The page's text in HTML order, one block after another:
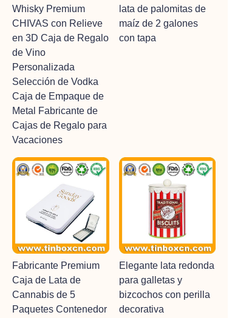
Whisky Premium
CHIVAS con Relieve
en 3D Caja de Regalo
de Vino
Personalizada
Selección de Vodka
Caja de Empaque de
Metal Fabricante de
Cajas de Regalo para
Vacaciones
lata de palomitas de
maíz de 2 galones
con tapa
Fabricante Premium
Caja de Lata de
Cannabis de 5
Paquetes Contenedor
Elegante lata redonda
para galletas y
bizcochos con perilla
decorativa